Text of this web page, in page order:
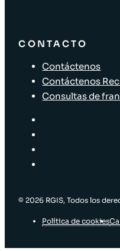
CONTACTO
Contáctenos
Contáctenos
Consultas de
© 2026 RGIS, Todos los
Política de cookies